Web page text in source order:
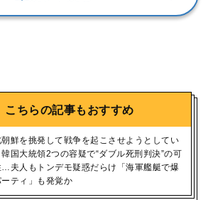
こちらの記事もおすすめ
朝鮮を挑発して戦争を起こさせようとしてい
国大統領2つの容疑で“ダブル死刑判決”の可
…夫人もトンデモ疑惑だらけ「海軍艦艇で爆
ティ」も発覚か